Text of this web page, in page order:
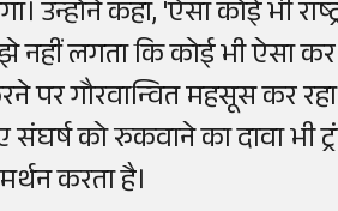
उन्होंने कहा, 'ऐसा कोई भी
नहीं लगता कि कोई भी ऐसा
पर गौरवान्वित महसूस कर
संघर्ष को रुकवाने का दावा भी
करता है।